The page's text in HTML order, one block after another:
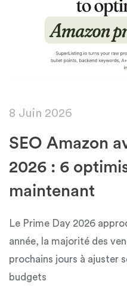
8 Juin 2026
SEO Amazon
2026 : 6
maintenant
Le Prime Day 2026
année, la majorité des
prochains jours à ajuster
budgets